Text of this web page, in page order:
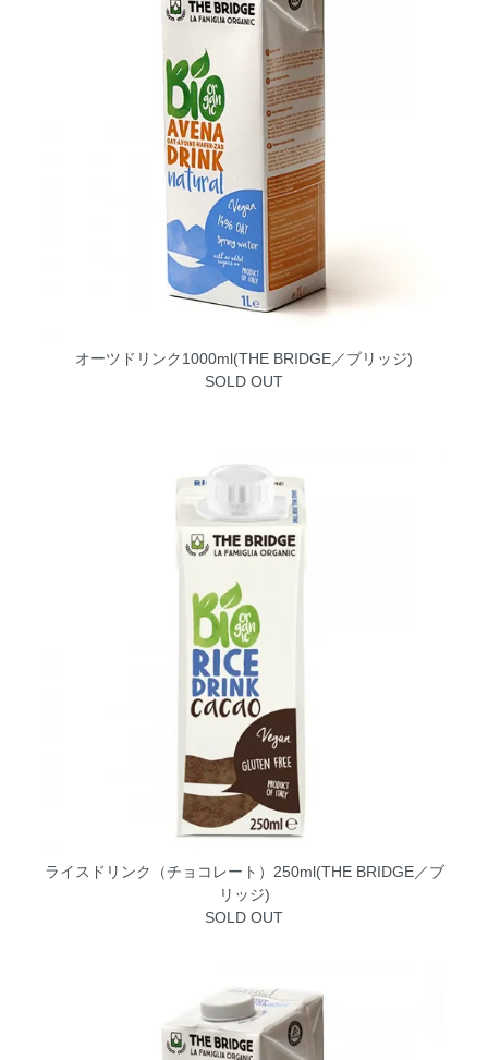
オーツドリンク1000ml(THE BRIDGE／ブリッジ)
SOLD OUT
ライスドリンク（チョコレート）250ml(THE BRIDGE／ブ
リッジ)
SOLD OUT